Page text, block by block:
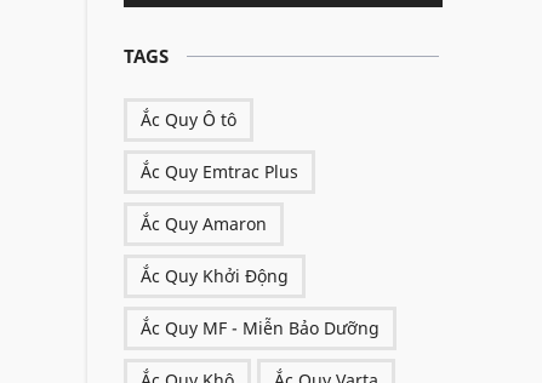
TAGS
Ắc Quy Ô tô
Ắc Quy Emtrac Plus
Ắc Quy Amaron
Ắc Quy Khởi Động
Ắc Quy MF - Miễn Bảo Dưỡng